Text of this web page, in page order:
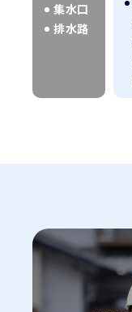
集水口
排水路